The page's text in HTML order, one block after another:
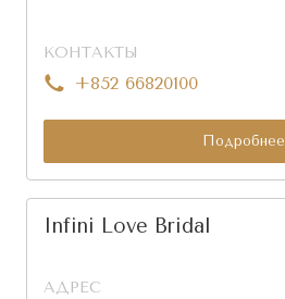
КОНТАКТЫ
+852 66820100
Подробнее
Infini Love Bridal
АДРЕС